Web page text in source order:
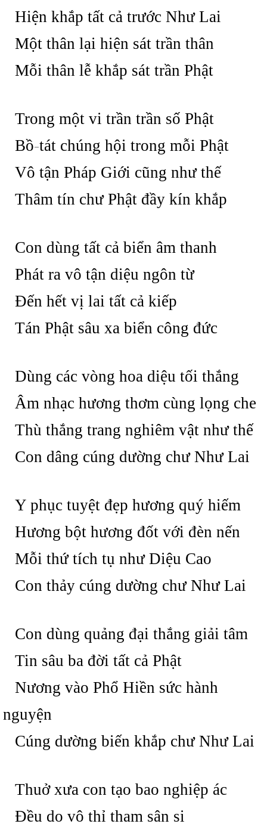
Hiện khắp tất cả trước Như Lai
Một thân lại hiện sát trần thân
Mỗi thân lễ khắp sát trần Phật
Trong một vi trần trần số Phật
Bồ-tát chúng hội trong mỗi Phật
Vô tận Pháp Giới cũng như thế
Thâm tín chư Phật đầy kín khắp
Con dùng tất cả biển âm thanh
Phát ra vô tận diệu ngôn từ
Đến hết vị lai tất cả kiếp
Tán Phật sâu xa biển công đức
Dùng các vòng hoa diệu tối thắng
Âm nhạc hương thơm cùng lọng che
Thù thắng trang nghiêm vật như thế
Con dâng cúng dường chư Như Lai
Y phục tuyệt đẹp hương quý hiếm
Hương bột hương đốt với đèn nến
Mỗi thứ tích tụ như Diệu Cao
Con thảy cúng dường chư Như Lai
Con dùng quảng đại thắng giải tâm
Tin sâu ba đời tất cả Phật
Nương vào Phổ Hiền sức hành
nguyện
Cúng dường biến khắp chư Như Lai
Thuở xưa con tạo bao nghiệp ác
Đều do vô thỉ tham sân si